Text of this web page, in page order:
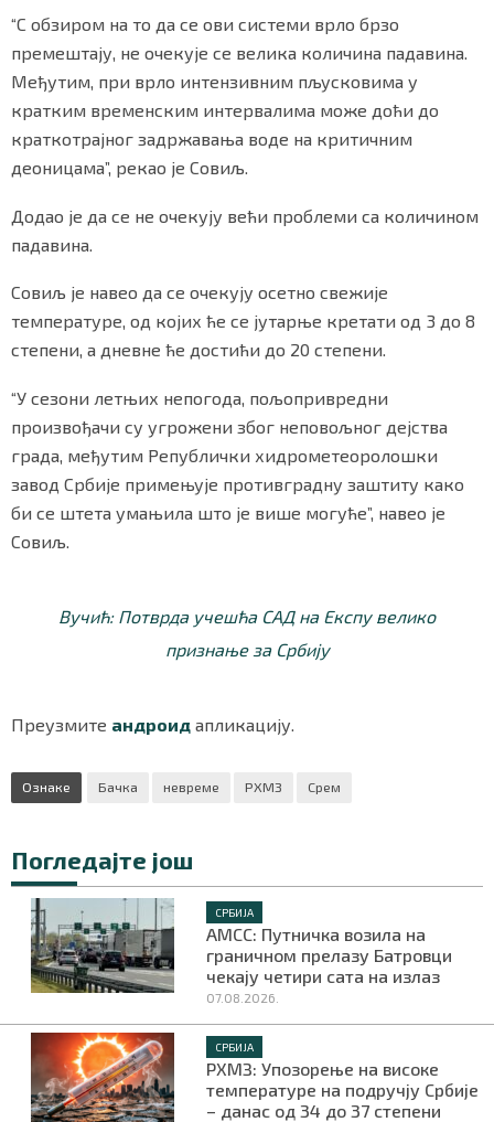
“С обзиром на то да се ови системи врло брзо
премештају, не очекује се велика количина падавина.
Међутим, при врло интензивним пљусковима у
кратким временским интервалима може доћи до
краткотрајног задржавања воде на критичним
деоницама”, рекао је Совиљ.
Додао је да се не очекују већи проблеми са количином
падавина.
Совиљ је навео да се очекују осетно свежије
температуре, од којих ће се јутарње кретати од 3 до 8
степени, а дневне ће достићи до 20 степени.
“У сезони летњих непогода, пољопривредни
произвођачи су угрожени због неповољног дејства
града, међутим Републички хидрометеоролошки
завод Србије примењује противградну заштиту како
би се штета умањила што је више могуће”, навео је
Совиљ.
Вучић: Потврда учешћа САД на Експу велико
признање за Србију
Преузмите андроид апликацију.
Ознаке Бачка невреме РХМЗ Срем
Погледајте још
СРБИЈА
АМСС: Путничка возила на
граничном прелазу Батровци
чекају четири сата на излаз
07.08.2026.
СРБИЈА
РХМЗ: Упозорење на високе
температуре на подручју Србије
– данас од 34 до 37 степени